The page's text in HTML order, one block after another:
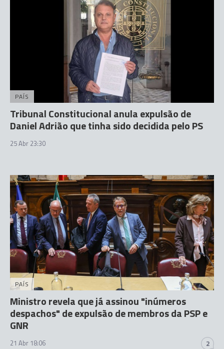
PAÍS
Tribunal Constitucional anula expulsão de
Daniel Adrião que tinha sido decidida pelo PS
25 Abr 23:30
PAÍS
Ministro revela que já assinou "inúmeros
despachos" de expulsão de membros da PSP e
GNR
21 Abr 18:06 2